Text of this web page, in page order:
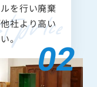
を行い廃棄
社より高い
。